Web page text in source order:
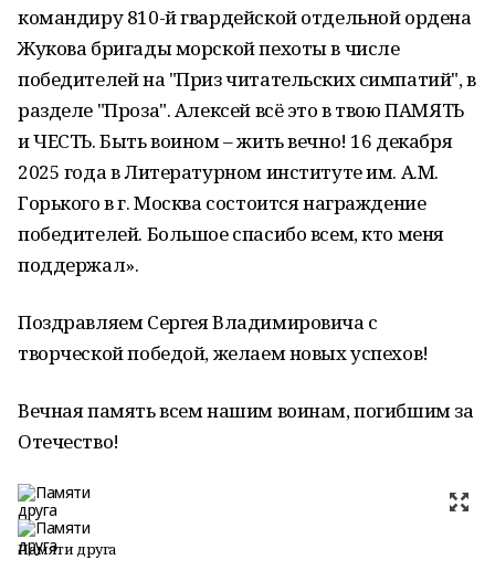
командиру 810-й гвардейской отдельной ордена
Жукова бригады морской пехоты в числе
победителей на "Приз читательских симпатий", в
разделе "Проза". Алексей всё это в твою ПАМЯТЬ
и ЧЕСТЬ. Быть воином – жить вечно! 16 декабря
2025 года в Литературном институте им. А.М.
Горького в г. Москва состоится награждение
победителей. Большое спасибо всем, кто меня
поддержал».
Поздравляем Сергея Владимировича с
творческой победой, желаем новых успехов!
Вечная память всем нашим воинам, погибшим за
Отечество!
Памяти друга